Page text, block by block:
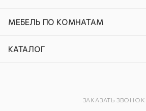
МЕБЕЛЬ ПО КОМНАТАМ
КАТАЛОГ
ЗАКАЗАТЬ ЗВОНОК